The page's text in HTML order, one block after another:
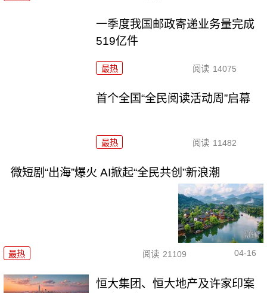
一季度我国邮政寄递业务量完成
519亿件
最热 阅读 14075
首个全国“全民阅读活动周”启幕
最热 阅读 11482
微短剧“出海”爆火 AI掀起“全民共创”新浪潮
最热 阅读 21109 04-16
恒大集团、恒大地产及许家印案